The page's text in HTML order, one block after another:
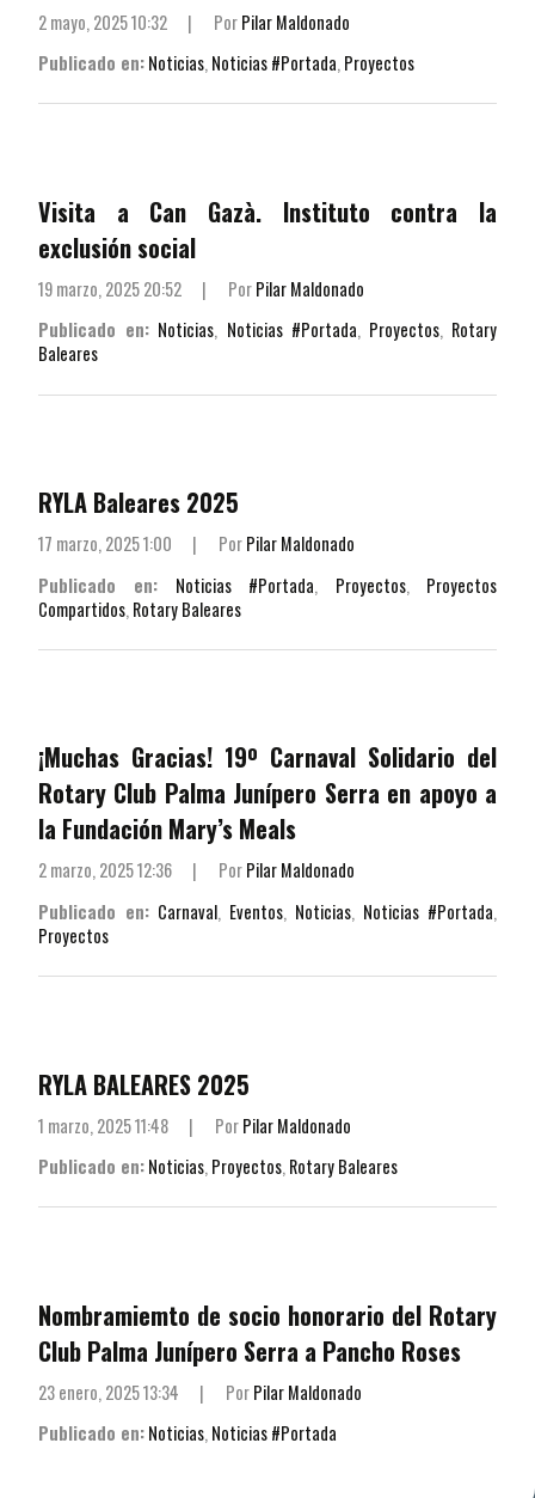
2 mayo, 2025 10:32 | PorPilar Maldonado
Publicado en:Noticias,Noticias #Portada,Proyectos
Visita a Can Gazà. Instituto contra la
exclusión social
19 marzo, 2025 20:52 | PorPilar Maldonado
Publicado en: Noticias, Noticias #Portada, Proyectos, Rotary
Baleares
RYLA Baleares 2025
17 marzo, 2025 1:00 | PorPilar Maldonado
Publicado en:
Noticias #Portada, Proyectos, Proyectos
Compartidos, Rotary Baleares
¡Muchas Gracias! 19º Carnaval Solidario del
Rotary Club Palma Junípero Serra en apoyo a
la Fundación Mary’s Meals
2 marzo, 2025 12:36 | PorPilar Maldonado
Publicado en: Carnaval, Eventos, Noticias, Noticias #Portada,
Proyectos
RYLA BALEARES 2025
1 marzo, 2025 11:48 | PorPilar Maldonado
Publicado en:Noticias, Proyectos, Rotary Baleares
Nombramiemto de socio honorario del Rotary
Club Palma Junípero Serra a Pancho Roses
23 enero, 2025 13:34 | PorPilar Maldonado
Publicado en:Noticias, Noticias #Portada